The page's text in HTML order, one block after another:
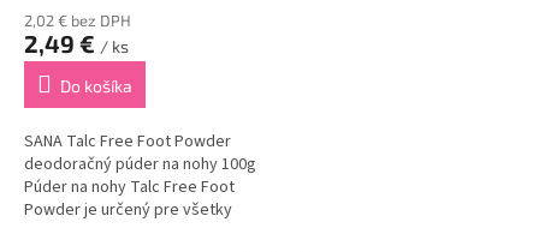
2,02 € bez DPH
2,49 € / ks
Do košíka
SANA Talc Free Foot Powder
deodoračný púder na nohy 100g
Púder na nohy Talc Free Foot
Powder je určený pre všetky